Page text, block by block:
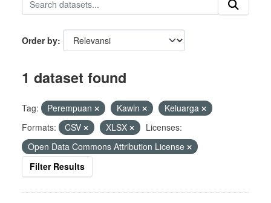
Order by
1 dataset found
Tag: Perempuan Kawin
Keluarga
Formats:
CSV XLSX
Licenses:
Open Data Commons Attribution License
Filter Results